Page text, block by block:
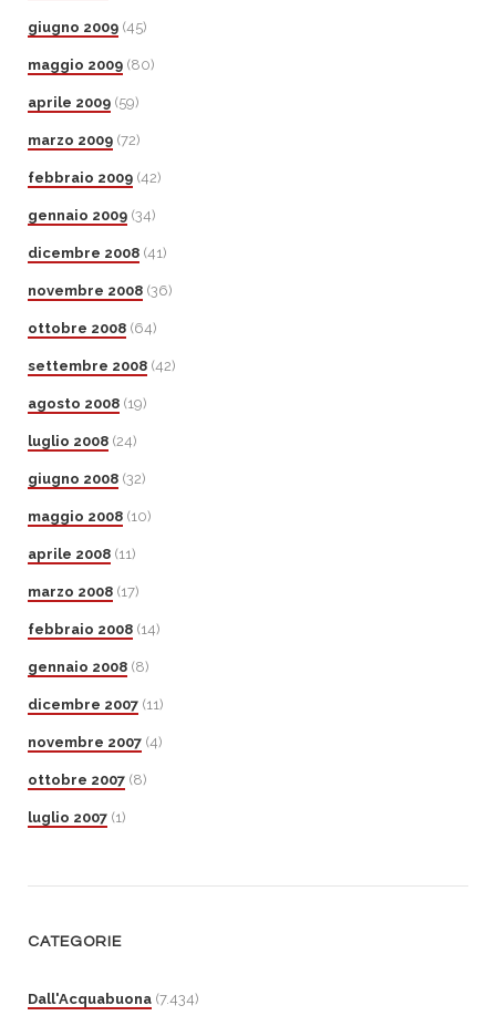
giugno 2009 (45)
maggio 2009 (80)
aprile 2009 (59)
marzo 2009 (72)
febbraio 2009 (42)
gennaio 2009 (34)
dicembre 2008 (41)
novembre 2008 (36)
ottobre 2008 (64)
settembre 2008 (42)
agosto 2008 (19)
luglio 2008 (24)
giugno 2008 (32)
maggio 2008 (10)
aprile 2008 (11)
marzo 2008 (17)
febbraio 2008 (14)
gennaio 2008 (8)
dicembre 2007 (11)
novembre 2007 (4)
ottobre 2007 (8)
luglio 2007 (1)
CATEGORIE
Dall'Acquabuona (7.434)